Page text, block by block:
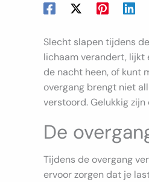
Slecht slapen tijdens
lichaam verandert, lijkt
de nacht heen, of kunt
overgang brengt niet
verstoord. Gelukkig
De
Tijdens de overgang
ervoor zorgen dat je